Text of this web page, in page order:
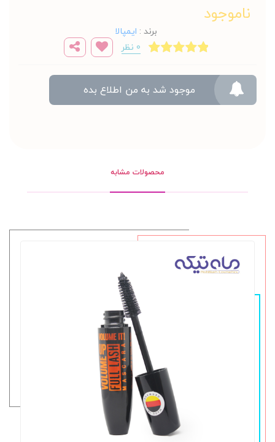
ناموجود
برند : ایمپالا
0 نظر
موجود شد به من اطلاع بده
محصولات مشابه